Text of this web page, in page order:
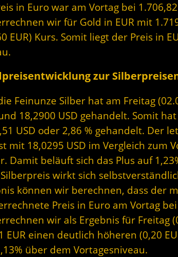
in Euro war am Vortag bei
wir für Gold in EUR mit
EUR) Kurs. Somit liegt der Preis in
zur
Feinunze Silber hat am Freitag
18,2900 USD gehandelt. Somit
USD oder 2,86 % gehandelt. Der
mit 18,0295 USD im Vergleich zum
Damit beläuft sich das Plus auf
wirkt sich
können wir berechnen, dass der
Preis in Euro am Vortag
wir als Ergebnis für Freitag
EUR einen deutlich höheren (0,20
über dem Vortagesniveau.